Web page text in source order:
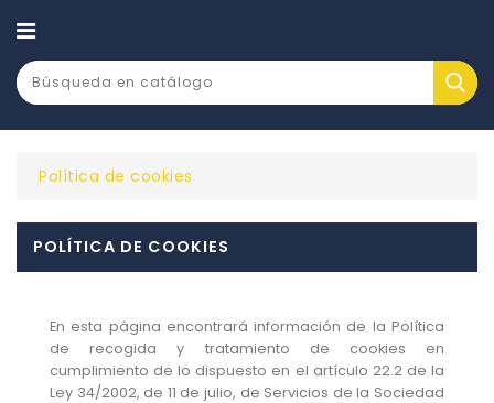
CATEGORÍA
Política de cookies
POLÍTICA DE COOKIES
En esta página encontrará información de la Política
de recogida y tratamiento de cookies en
cumplimiento de lo dispuesto en el artículo 22.2 de la
Ley 34/2002, de 11 de julio, de Servicios de la Sociedad